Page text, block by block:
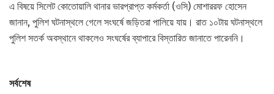
এ বিষয়ে সিলেট কোতোয়ালি থানার ভারপ্রাপ্ত কর্মকর্তা (ওসি) মোশাররফ হোসেন
জানান, পুলিশ ঘটনাস্থলে গেলে সংঘর্ষে জড়িতরা পালিয়ে যায়। রাত ১০টায় ঘটনাস্থলে
পুলিশ সতর্ক অবস্থানে থাকলেও সংঘর্ষের ব্যাপারে বিস্তারিত জানাতে পারেননি।
সর্বশেষ